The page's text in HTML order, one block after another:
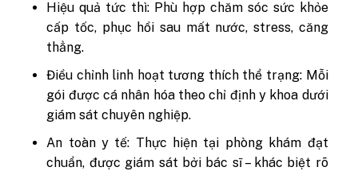
Hiệu quả tức thì: Phù hợp chăm sóc sức khỏe
cấp tốc, phục hồi sau mất nước, stress, căng
thẳng.
Điều chỉnh linh hoạt tương thích thể trạng: Mỗi
gói được cá nhân hóa theo chỉ định y khoa dưới
giám sát chuyên nghiệp.
An toàn y tế: Thực hiện tại phòng khám đạt
chuẩn, được giám sát bởi bác sĩ – khác biệt rõ